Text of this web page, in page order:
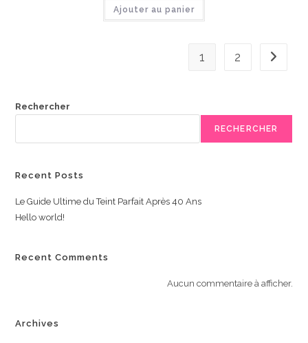
Ajouter au panier
1 2
Rechercher
RECHERCHER
Recent Posts
Le Guide Ultime du Teint Parfait Après 40 Ans
Hello world!
Recent Comments
Aucun commentaire à afficher.
Archives